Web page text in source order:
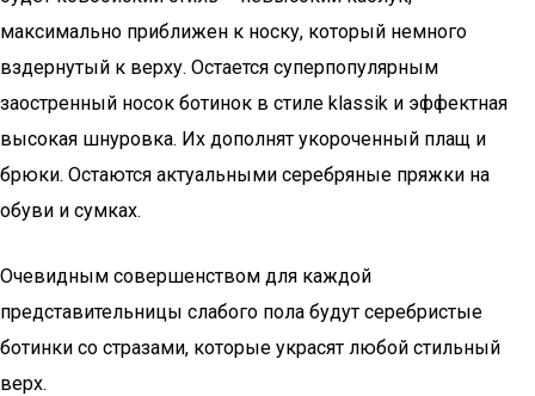
максимально приближен к носку, который немного
вздернутый к верху. Остается суперпопулярным
заостренный носок ботинок в стиле klassik и эффектная
высокая шнуровка. Их дополнят укороченный плащ и
брюки. Остаются актуальными серебряные пряжки на
обуви и сумках.
Очевидным совершенством для каждой
представительницы слабого пола будут серебристые
ботинки со стразами, которые украсят любой стильный
верх.